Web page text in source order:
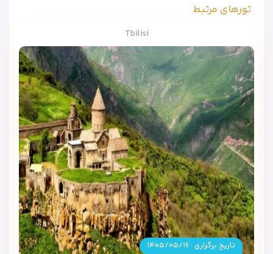
تورهای مرتبط
Tbilisi
تاریخ برگزاری : ۱۴۰۵/۰۵/۱۶